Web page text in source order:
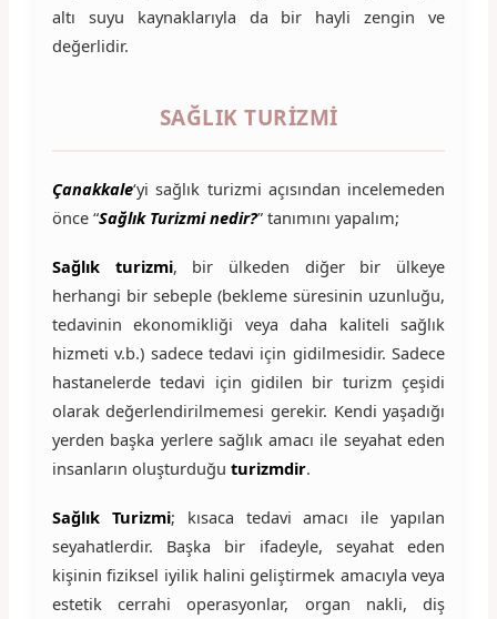
altı suyu kaynaklarıyla da bir hayli zengin ve
değerlidir.
SAĞLIK TURIZMI
Çanakkale‘yi sağlık turizmi açısından incelemeden
önce “Sağlık Turizmi nedir?” tanımını yapalım;
Sağlık turizmi, bir ülkeden diğer bir ülkeye
herhangi bir sebeple (bekleme süresinin uzunluğu,
tedavinin ekonomikliği veya daha kaliteli sağlık
hizmeti v.b.) sadece tedavi için gidilmesidir. Sadece
hastanelerde tedavi için gidilen bir turizm çeşidi
olarak değerlendirilmemesi gerekir. Kendi yaşadığı
yerden başka yerlere sağlık amacı ile seyahat eden
insanların oluşturduğu turizmdir.
Sağlık Turizmi; kısaca tedavi amacı ile yapılan
seyahatlerdir. Başka bir ifadeyle, seyahat eden
kişinin fiziksel iyilik halini geliştirmek amacıyla veya
estetik cerrahi operasyonlar, organ nakli, diş